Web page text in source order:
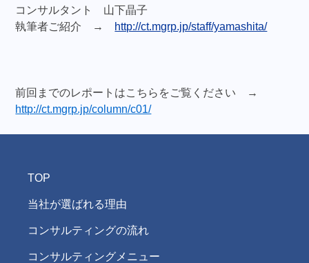
コンサルタント 山下晶子
執筆者ご紹介 → http://ct.mgrp.jp/staff/yamashita/
前回までのレポートはこちらをご覧ください →
http://ct.mgrp.jp/column/c01/
TOP
当社が選ばれる理由
コンサルティングの流れ
コンサルティングメニュー